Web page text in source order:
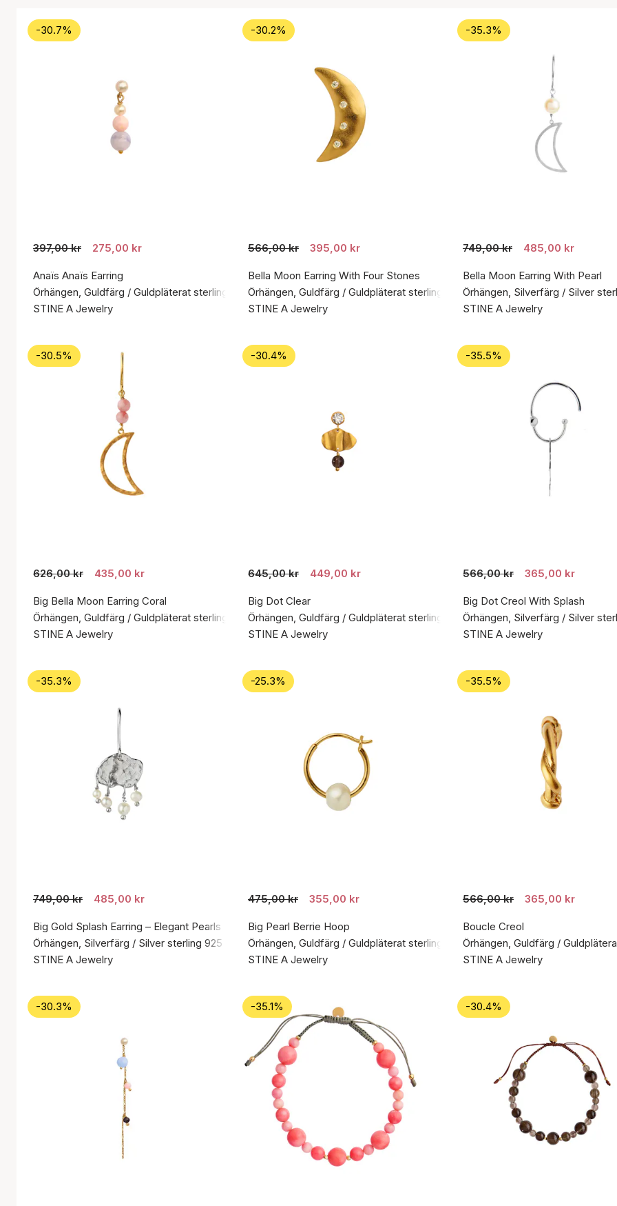
-30.7%
397,00 kr 275,00 kr
Anaïs Anaïs Earring
Örhängen, Guldfärg / Guldpläterat sterlingsilver 925
STINE A Jewelry
-30.2%
566,00 kr 395,00 kr
Bella Moon Earring With Four Stones
Örhängen, Guldfärg / Guldpläterat sterlingsilver 925
STINE A Jewelry
-35.3%
749,00 kr 485,00 kr
Bella Moon Earring With Pearl
Örhängen, Silverfärg / Silver
STINE A Jewelry
-30.5%
626,00 kr 435,00 kr
Big Bella Moon Earring Coral
Örhängen, Guldfärg / Guldpläterat sterlingsilver 925
STINE A Jewelry
-30.4%
645,00 kr 449,00 kr
Big Dot Clear
Örhängen, Guldfärg / Guldpläterat sterlingsilver 925
STINE A Jewelry
-35.5%
566,00 kr 365,00 kr
Big Dot Creol With Splash
Örhängen, Silverfärg / Silver
STINE A Jewelry
-35.3%
749,00 kr 485,00 kr
Big Gold Splash Earring – Elegant Pearls
Örhängen, Silverfärg / Silver sterling 925
STINE A Jewelry
-25.3%
475,00 kr 355,00 kr
Big Pearl Berrie Hoop
Örhängen, Guldfärg / Guldpläterat sterlingsilver 925
STINE A Jewelry
-35.5%
566,00 kr 365,00 kr
Boucle Creol
Örhängen, Guldfärg /
STINE A Jewelry
-30.3% -35.1% -30.4%